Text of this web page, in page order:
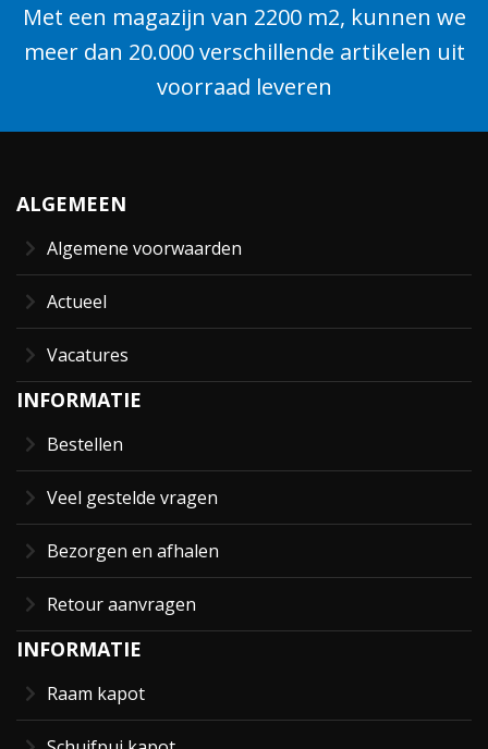
Met een magazijn van 2200 m2, kunnen we
meer dan 20.000 verschillende artikelen uit
voorraad leveren
ALGEMEEN
Algemene voorwaarden
Actueel
Vacatures
INFORMATIE
Bestellen
Veel gestelde vragen
Bezorgen en afhalen
Retour aanvragen
INFORMATIE
Raam kapot